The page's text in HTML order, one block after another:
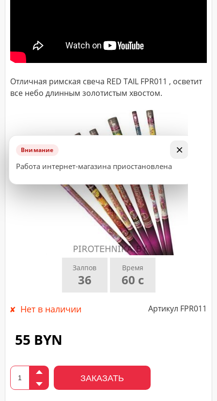
×
Внимание
Работа интернет-магазина приостановлена
Залпов
36
Время
60 с
Отличная римская свеча RED TAIL FPR011 , осветит
все небо длинным золотистым хвостом.
Нет в наличии Артикул FPR011
55 BYN
ЗАКАЗАТЬ
Адрес
(город,
улица,
время
доставки*
ВАЖНО!
принятым
исполнению